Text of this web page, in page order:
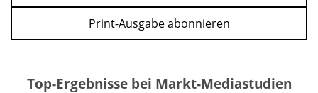
Print-Ausgabe abonnieren
Top-Ergebnisse bei Markt-Mediastudien